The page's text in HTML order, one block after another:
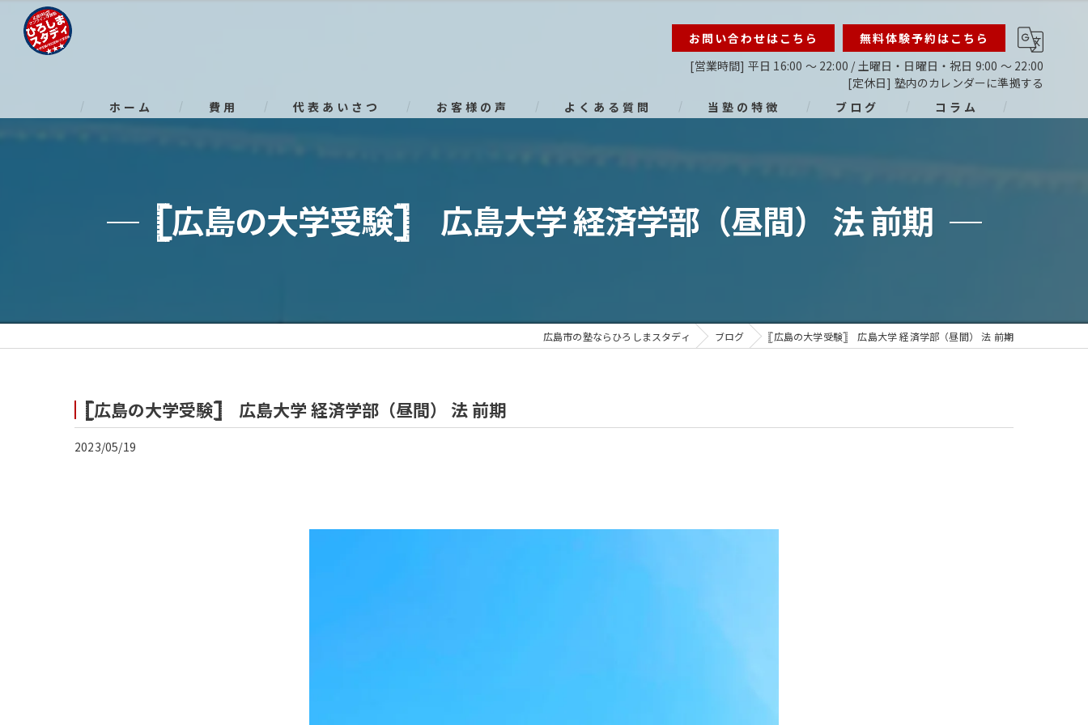
お問い合わせはこちら
無料体験予約はこちら
[営業時間] 平日 16:00 ～ 22:00 / 土曜日・日曜日・祝日 9:00 ～ 22:00
[定休日] 塾内のカレンダーに準拠する
ホーム
費用 代表あいさつ お客様の声 よくある質問 当塾の特徴
小学生
ブログ コラム
𓊈広島の大学受験𓊉 広島大学 経済学部（昼間） 法 前期
広島市の塾ならひろしまスタディ ブログ 𓊈広島の大学受験𓊉 広島大学 経済学部（昼間） 法 前期
𓊈広島の大学受験𓊉 広島大学 経済学部（昼間） 法 前期
2023/05/19